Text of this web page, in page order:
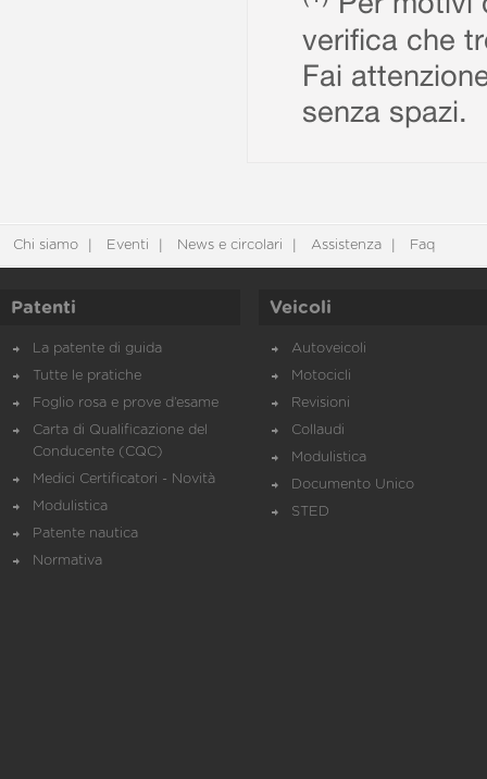
verifica che
Fai
senza spazi.
Chi siamo Eventi News e circolari Assistenza Faq
Patenti
La patente di guida
Tutte le pratiche
Foglio rosa e prove d’esame
Carta di Qualificazione del
Conducente (CQC)
Medici Certificatori - Novità
Modulistica
Patente nautica
Normativa
Veicoli
Autoveicoli
Motocicli
Revisioni
Collaudi
Modulistica
Documento Unico
STED